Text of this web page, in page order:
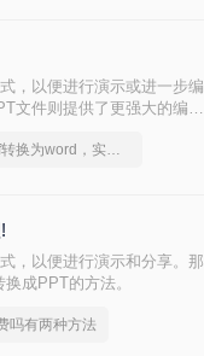
，以便进行演示或进一步编
文件则提供了更强大的编辑
如何将pdf转换为word，实用的方法来了
，以便进行演示和分享。那
成PPT的方法。
吗有两种方法